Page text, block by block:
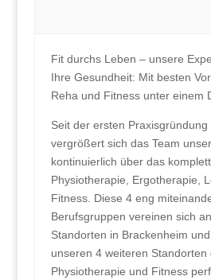
Fit durchs Leben – unsere
Ihre Gesundheit: Mit besten
Reha und Fitness unter einem
Seit der ersten
vergrößert sich das Team
kontinuierlich über das
Physiotherapie, Ergotherapie,
Fitness. Diese 4 eng
Berufsgruppen vereinen sich
Standorten in Brackenheim
unseren 4 weiteren Standorten
Physiotherapie und Fitness